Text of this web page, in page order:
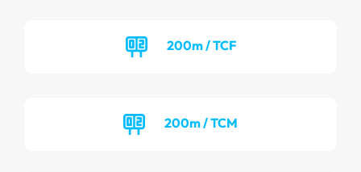
200m / TCF
200m / TCM